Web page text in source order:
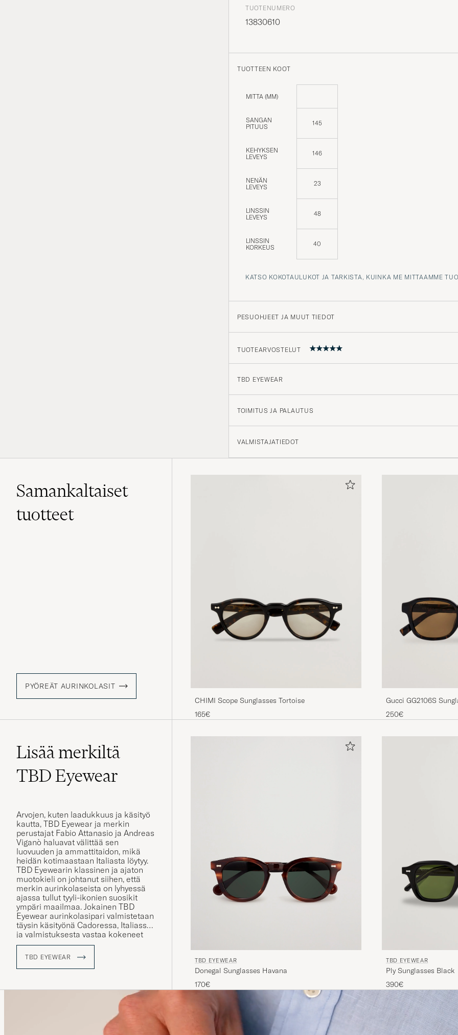
TUOTENUMERO
13830610
TUOTTEEN KOOT
MITTA (MM)
SANGAN
PITUUS
145
KEHYKSEN
LEVEYS
146
NENÄN
LEVEYS
23
LINSSIN
LEVEYS
48
LINSSIN
KORKEUS
40
KATSO KOKOTAULUKOT JA TARKISTA, KUINKA ME MITTAAMME
PESUOHJEET JA MUUT TIEDOT
TUOTEARVOSTELUT
TBD EYEWEAR
TOIMITUS JA PALAUTUS
VALMISTAJATIEDOT
Samankaltaiset
tuotteet
PYÖREÄT AURINKOLASIT
CHIMI Scope Sunglasses Tortoise
165€
Gucci GG2106S
250€
Lisää merkiltä
TBD Eyewear
Arvojen, kuten laadukkuus ja käsityö
kautta, TBD Eyewear ja merkin
perustajat Fabio Attanasio ja Andreas
Viganò haluavat välittää sen
luovuuden ja ammattitaidon, mikä
heidän kotimaastaan Italiasta löytyy.
TBD Eyewearin klassinen ja ajaton
muotokieli on johtanut siihen, että
merkin aurinkolaseista on lyhyessä
ajassa tullut tyyli-ikonien suosikit
ympäri maailmaa. Jokainen TBD
Eyewear aurinkolasipari valmistetaan
täysin käsityönä Cadoressa, Italiassa
ja valmistuksesta vastaa kokeneet
käsityöammattilaiset, joilla on
takanaan lukemattomien vuosien
kokemus.
TBD EYEWEAR TBD EYEWEAR
Donegal Sunglasses Havana
170€
TBD EYEWEAR
Ply Sunglasses Black
390€